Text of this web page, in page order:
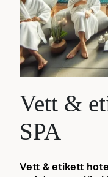
Vett &
SPA
Vett & etikett